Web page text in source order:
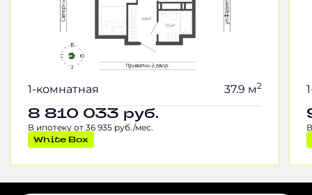
1-комнатная 37.9 м2
8 810 033 руб.
В ипотеку от 36 935 руб./мес.
White Box